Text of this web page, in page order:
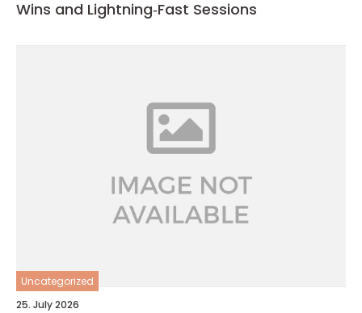
Wins and Lightning‑Fast Sessions
Uncategorized
25. July 2026